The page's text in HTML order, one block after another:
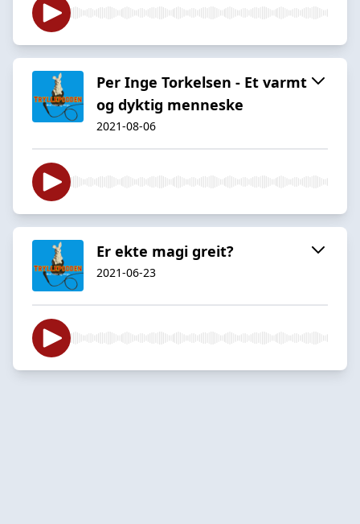
Per Inge Torkelsen - Et varmt
og dyktig menneske
2021-08-06
Er ekte magi greit?
2021-06-23